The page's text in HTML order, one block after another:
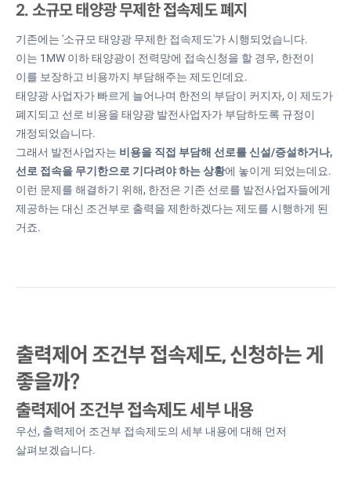
2. 소규모 태양광 무제한 접속제도 폐지
기존에는 '소규모 태양광 무제한 접속제도'가 시행되었습니다.
이는 1MW 이하 태양광이 전력망에 접속신청을 할 경우, 한전이
이를 보장하고 비용까지 부담해주는 제도인데요.​
태양광 사업자가 빠르게 늘어나며 한전의 부담이 커지자, 이 제도가
폐지되고 선로 비용을 태양광 발전사업자가 부담하도록 규정이
개정되었습니다.
그래서 발전사업자는 비용을 직접 부담해 선로를 신설/증설하거나,
선로 접속을 무기한으로 기다려야 하는 상황에 놓이게 되었는데요.
이런 문제를 해결하기 위해, 한전은 기존 선로를 발전사업자들에게
제공하는 대신 조건부로 출력을 제한하겠다는 제도를 시행하게 된
거죠.
출력제어 조건부 접속제도, 신청하는 게
좋을까?
출력제어 조건부 접속제도 세부 내용
우선, 출력제어 조건부 접속제도의 세부 내용에 대해 먼저
살펴보겠습니다.